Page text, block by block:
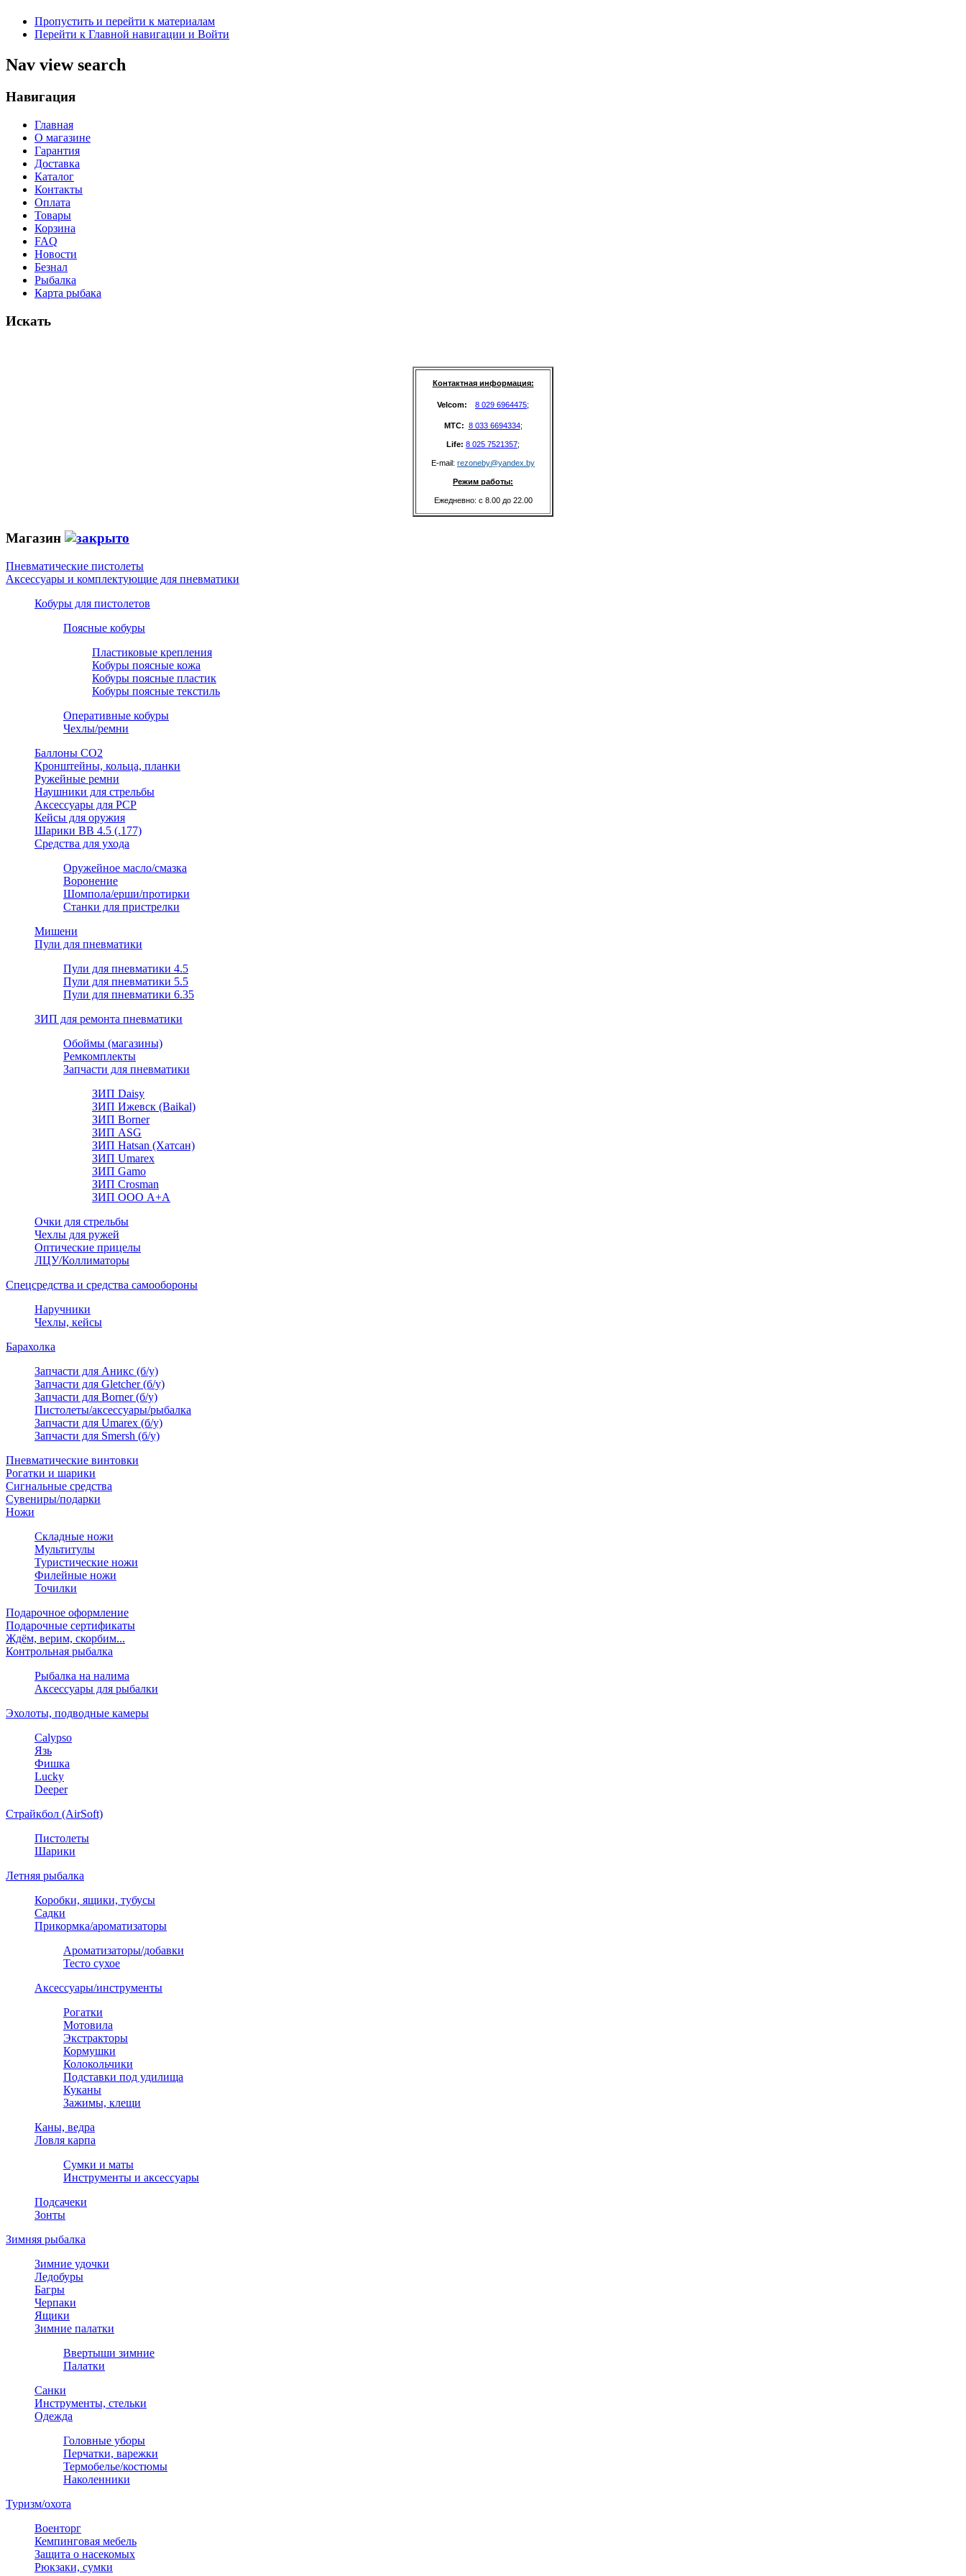
Пропустить и перейти к материалам
Перейти к Главной навигации и Войти
Nav view search
Навигация
Главная
О магазине
Гарантия
Доставка
Каталог
Контакты
Оплата
Товары
Корзина
FAQ
Новости
Безнал
Рыбалка
Карта рыбака
Искать
Контактная информация:
Velcom: 8 029 6964475;
MTC: 8 033 6694334;
Life: 8 025 7521357;
E-mail: rezoneby@yandex.by
Режим работы:
Ежедневно: с 8.00 до 22.00
Магазин
Пневматические пистолеты
Аксессуары и комплектующие для пневматики
Кобуры для пистолетов
Поясные кобуры
Пластиковые крепления
Кобуры поясные кожа
Кобуры поясные пластик
Кобуры поясные текстиль
Оперативные кобуры
Чехлы/ремни
Баллоны СО2
Кронштейны, кольца, планки
Ружейные ремни
Наушники для стрельбы
Аксессуары для PCP
Кейсы для оружия
Шарики ВВ 4.5 (.177)
Средства для ухода
Оружейное масло/смазка
Воронение
Шомпола/ерши/протирки
Станки для пристрелки
Мишени
Пули для пневматики
Пули для пневматики 4.5
Пули для пневматики 5.5
Пули для пневматики 6.35
ЗИП для ремонта пневматики
Обоймы (магазины)
Ремкомплекты
Запчасти для пневматики
ЗИП Daisy
ЗИП Ижевск (Baikal)
ЗИП Borner
ЗИП ASG
ЗИП Hatsan (Хатсан)
ЗИП Umarex
ЗИП Gamo
ЗИП Crosman
ЗИП ООО А+А
Очки для стрельбы
Чехлы для ружей
Оптические прицелы
ЛЦУ/Коллиматоры
Спецсредства и средства самообороны
Наручники
Чехлы, кейсы
Барахолка
Запчасти для Аникс (б/у)
Запчасти для Gletcher (б/у)
Запчасти для Borner (б/у)
Пистолеты/аксессуары/рыбалка
Запчасти для Umarex (б/у)
Запчасти для Smersh (б/у)
Пневматические винтовки
Рогатки и шарики
Сигнальные средства
Сувениры/подарки
Ножи
Складные ножи
Мультитулы
Туристические ножи
Филейные ножи
Точилки
Подарочное оформление
Подарочные сертификаты
Ждём, верим, скорбим...
Контрольная рыбалка
Рыбалка на налима
Аксессуары для рыбалки
Эхолоты, подводные камеры
Calypso
Язь
Фишка
Lucky
Deeper
Страйкбол (AirSoft)
Пистолеты
Шарики
Летняя рыбалка
Коробки, ящики, тубусы
Садки
Прикормка/ароматизаторы
Ароматизаторы/добавки
Тесто сухое
Аксессуары/инструменты
Рогатки
Мотовила
Экстракторы
Кормушки
Колокольчики
Подставки под удилища
Куканы
Зажимы, клещи
Каны, ведра
Ловля карпа
Сумки и маты
Инструменты и аксессуары
Подсачеки
Зонты
Зимняя рыбалка
Зимние удочки
Ледобуры
Багры
Черпаки
Ящики
Зимние палатки
Ввертыши зимние
Палатки
Санки
Инструменты, стельки
Одежда
Головные уборы
Перчатки, варежки
Термобелье/костюмы
Наколенники
Туризм/охота
Военторг
Кемпинговая мебель
Защита о насекомых
Рюкзаки, сумки